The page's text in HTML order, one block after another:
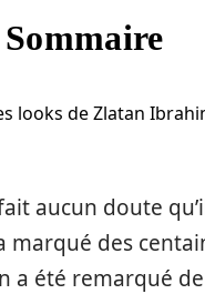
Sommaire
looks de Zlatan
aucun doute
marqué des
a été remarqué